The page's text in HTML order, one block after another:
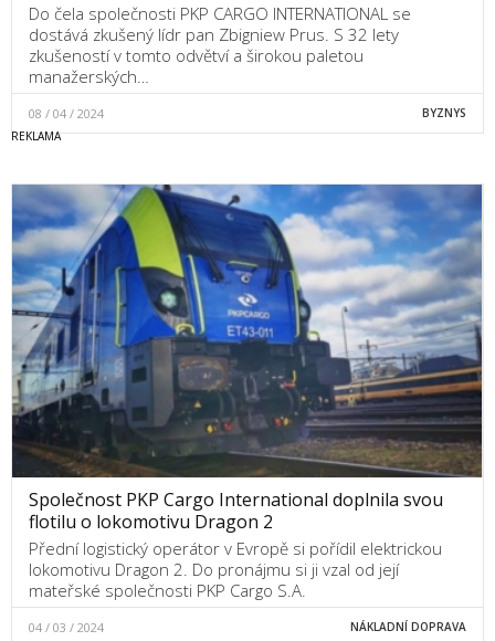
Do čela společnosti PKP CARGO INTERNATIONAL se
dostává zkušený lídr pan Zbigniew Prus. S 32 lety
zkušeností v tomto odvětví a širokou paletou
manažerských…
08 / 04 / 2024 BYZNYS
Společnost PKP Cargo International doplnila svou
flotilu o lokomotivu Dragon 2
Přední logistický operátor v Evropě si pořídil elektrickou
lokomotivu Dragon 2. Do pronájmu si ji vzal od její
mateřské společnosti PKP Cargo S.A.
04 / 03 / 2024 NÁKLADNÍ DOPRAVA